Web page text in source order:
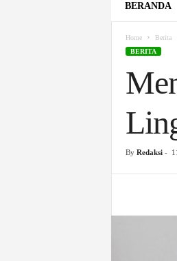
BERANDA
Home Berita
BERITA
By Redaksi-